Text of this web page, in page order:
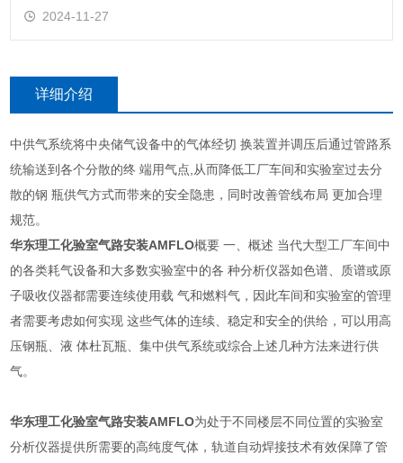
2024-11-27
详细介绍
中供气系统将中央储气设备中的气体经切 换装置并调压后通过管路系
统输送到各个分散的终 端用气点,从而降低工厂车间和实验室过去分
散的钢 瓶供气方式而带来的安全隐患，同时改善管线布局 更加合理
规范。
华东理工化验室气路安装AMFLO概要 一、概述 当代大型工厂车间中
的各类耗气设备和大多数实验室中的各 种分析仪器如色谱、质谱或原
子吸收仪器都需要连续使用载 气和燃料气，因此车间和实验室的管理
者需要考虑如何实现 这些气体的连续、稳定和安全的供给，可以用高
压钢瓶、液 体杜瓦瓶、集中供气系统或综合上述几种方法来进行供
气。
华东理工化验室气路安装AMFLO为处于不同楼层不同位置的实验室
分析仪器提供所需要的高纯度气体，轨道自动焊接技术有效保障了管